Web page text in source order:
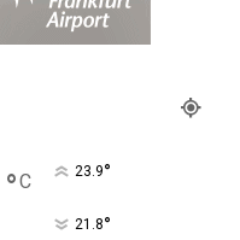
°C 23.9°
21.8°